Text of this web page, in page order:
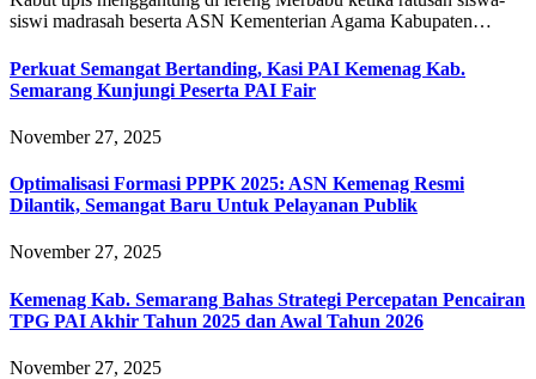
siswi madrasah beserta ASN Kementerian Agama Kabupaten…
Perkuat Semangat Bertanding, Kasi PAI Kemenag Kab.
Semarang Kunjungi Peserta PAI Fair
November 27, 2025
Optimalisasi Formasi PPPK 2025: ASN Kemenag Resmi
Dilantik, Semangat Baru Untuk Pelayanan Publik
November 27, 2025
Kemenag Kab. Semarang Bahas Strategi Percepatan Pencairan
TPG PAI Akhir Tahun 2025 dan Awal Tahun 2026
November 27, 2025